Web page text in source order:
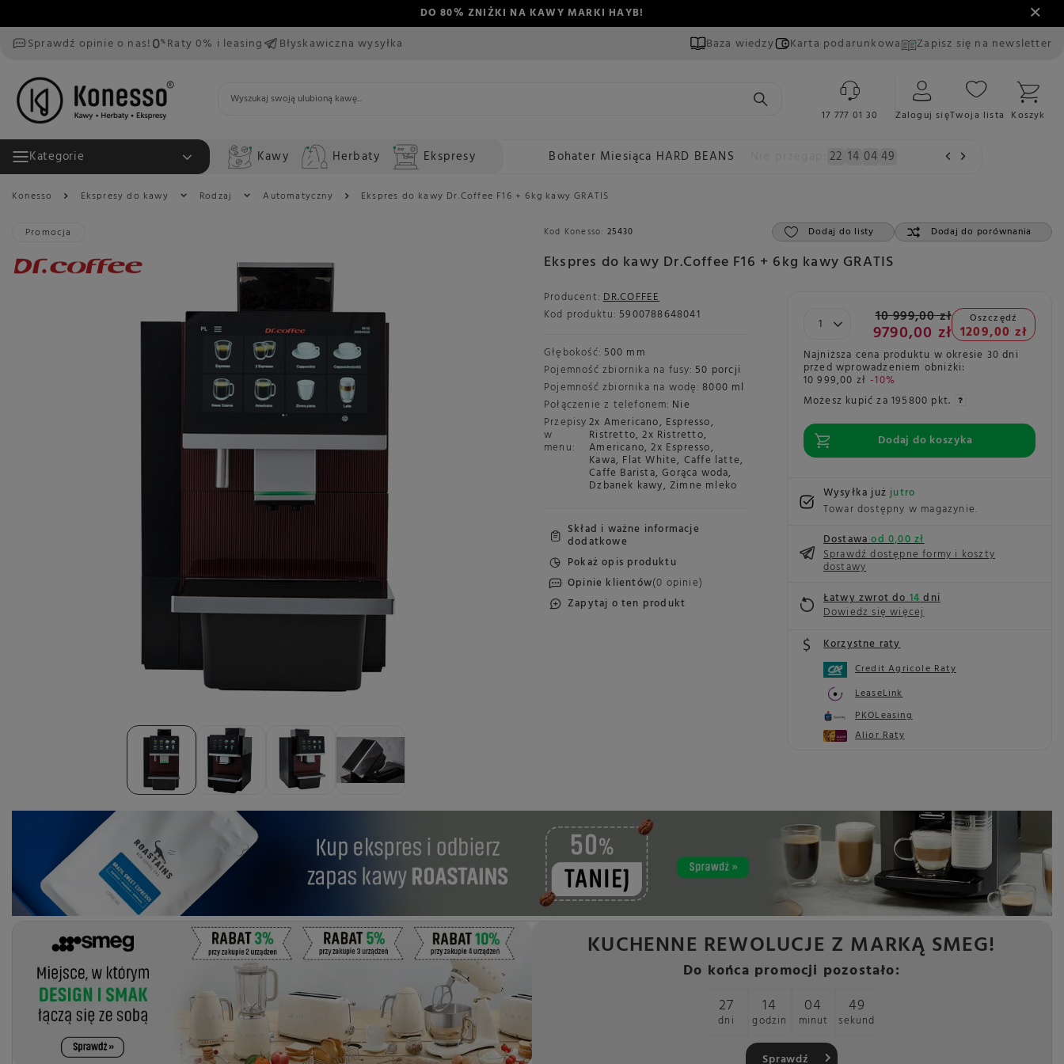
DO 80% ZNIŻKI NA KAWY MARKI HAYB!
Sprawdź opinie o nas!
Raty 0% i leasing Błyskawiczna wysyłka Baza wiedzy Karta podarunkowa Zapisz się na newsletter
17 777 01 30 Zaloguj sięTwoja lista Koszyk
Kategorie Kawy Herbaty Ekspresy Bohater Miesiąca HARD BEANS 22 14 04 47
Konesso Ekspresy do kawy Rodzaj Automatyczny Ekspres do kawy Dr.Coffee F16 + 6kg kawy GRATIS
Promocja
Ekspres do kawy Dr.Coffee F16 + 6kg kawy GRATIS
Kod Konesso: 25430 Dodaj do listy Dodaj do porównania
Producent: DR.COFFEE
Kod produktu: 5900788648041
Głębokość: 500 mm
Pojemność zbiornika na fusy: 50 porcji
Pojemność zbiornika na wodę: 8000 ml
Połączenie z telefonem: Nie
Przepisy
w
menu:
2x Americano, Espresso,
Ristretto,2x Ristretto,
Americano,2x Espresso,
Kawa, Flat White, Caffe latte,
Caffe Barista,Gorąca woda,
Dzbanek kawy, Zimne mleko
Skład i ważne informacje
dodatkowe
Pokaż opis produktu
Opinie klientów(0 opinie)
Zapytaj o ten produkt
10 999,00 zł
9790,00 zł
Oszczędź
1209,00 zł
Najniższa cena produktu w okresie 30 dni
przed wprowadzeniem obniżki:
10 999,00 zł -10%
Możesz kupić za 195800 pkt.
Dodaj do koszyka
Wysyłka jużjutro
Towar dostępny w magazynie
Dostawaod 0,00 zł
Sprawdź dostępne formy i koszty
dostawy
Łatwy zwrot do14dni
Dowiedz się więcej
Korzystne raty
Credit Agricole Raty
LeaseLink
PKOLeasing
Alior Raty
KUCHENNE REWOLUCJE Z MARKĄ SMEG!
Do końca promocji pozostało:
27
dni
14
godzin
04
minut
47
sekund
Sprawdź